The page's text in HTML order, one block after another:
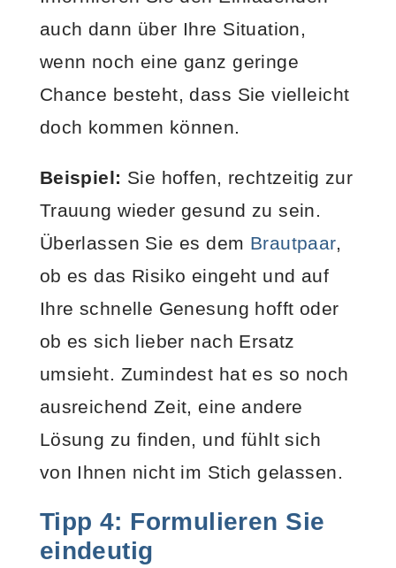
auch dann über Ihre Situation,
wenn noch eine ganz geringe
Chance besteht, dass Sie vielleicht
doch kommen können.
Beispiel: Sie hoffen, rechtzeitig zur
Trauung wieder gesund zu sein.
Überlassen Sie es dem Brautpaar,
ob es das Risiko eingeht und auf
Ihre schnelle Genesung hofft oder
ob es sich lieber nach Ersatz
umsieht. Zumindest hat es so noch
ausreichend Zeit, eine andere
Lösung zu finden, und fühlt sich
von Ihnen nicht im Stich gelassen.
Tipp 4: Formulieren Sie
eindeutig